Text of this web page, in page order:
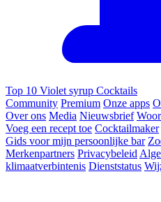
Top 10 Violet syrup Cocktails
Community Premium Onze apps
Over ons Media Nieuwsbrief
Voeg een recept toe Cocktailmaker
Gids voor mijn persoonlijke bar
Merkenpartners Privacybeleid
klimaatverbintenis Dienststatus